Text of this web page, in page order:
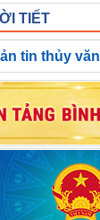
TIẾT
tin thủy văn